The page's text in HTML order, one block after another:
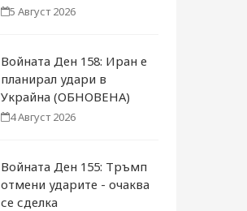
5 Август 2026
Войната Ден 158: Иран е
планирал удари в
Украйна (ОБНОВЕНА)
4 Август 2026
Войната Ден 155: Тръмп
отмени ударите - очаква
се сделка